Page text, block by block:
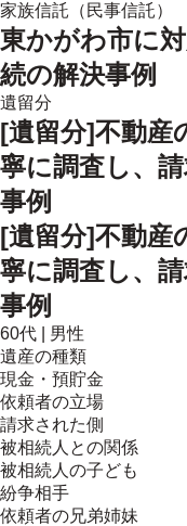
家族信託（民事信託）
東かがわ市に
続の解決事例
遺留分
[遺留分]不動産
寧に調査し、
事例
[遺留分]不動産
寧に調査し、
事例
60代
男性
遺産の種類
現金・預貯金
依頼者の立場
請求された側
被相続人との関係
被相続人の子ども
紛争相手
依頼者の兄弟姉妹